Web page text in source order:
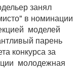
занял
в номинации
моделей
парень
конкурса за
молодежная